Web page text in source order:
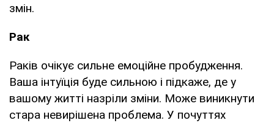
змін.
Рак
Раків очікує сильне емоційне пробудження.
Ваша інтуїція буде сильною і підкаже, де у
вашому житті назріли зміни. Може виникнути
стара невирішена проблема. У почуттях